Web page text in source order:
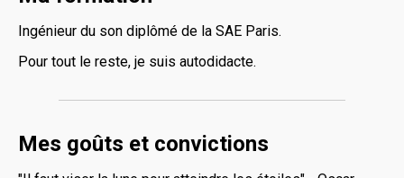
Ingénieur du son diplômé de la SAE Paris.
Pour tout le reste, je suis autodidacte.
Mes goûts et convictions